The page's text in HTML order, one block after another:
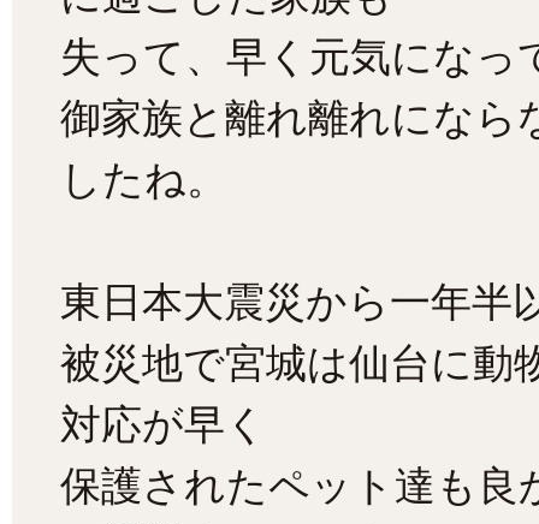
失って、早く元気になっ
御家族と離れ離れになら
したね。
東日本大震災から一年半
被災地で宮城は仙台に動
対応が早く
保護されたペット達も良